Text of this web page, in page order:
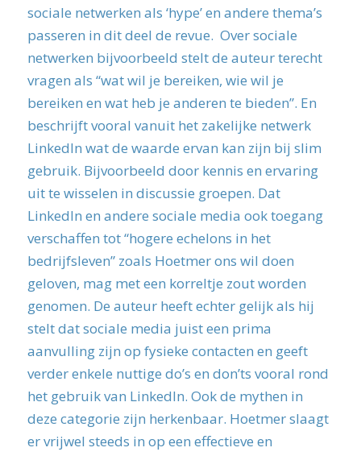
sociale netwerken als ‘hype’ en andere thema’s
passeren in dit deel de revue. Over sociale
netwerken bijvoorbeeld stelt de auteur terecht
vragen als “wat wil je bereiken, wie wil je
bereiken en wat heb je anderen te bieden”. En
beschrijft vooral vanuit het zakelijke netwerk
LinkedIn wat de waarde ervan kan zijn bij slim
gebruik. Bijvoorbeeld door kennis en ervaring
uit te wisselen in discussie groepen. Dat
LinkedIn en andere sociale media ook toegang
verschaffen tot “hogere echelons in het
bedrijfsleven” zoals Hoetmer ons wil doen
geloven, mag met een korreltje zout worden
genomen. De auteur heeft echter gelijk als hij
stelt dat sociale media juist een prima
aanvulling zijn op fysieke contacten en geeft
verder enkele nuttige do’s en don’ts vooral rond
het gebruik van LinkedIn. Ook de mythen in
deze categorie zijn herkenbaar. Hoetmer slaagt
er vrijwel steeds in op een effectieve en